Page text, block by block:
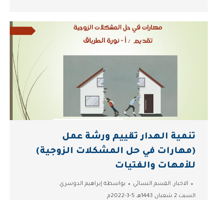
تنمية الهدار تقييم ورشة عمل
(مهارات في حل المشكلات الزوجية)
للأمهات والفتيات
الاخبار , القسم النسائي بواسطة إبراهيم الدوسري
السبت 2 شعبان 1443هـ 5-3-2022م